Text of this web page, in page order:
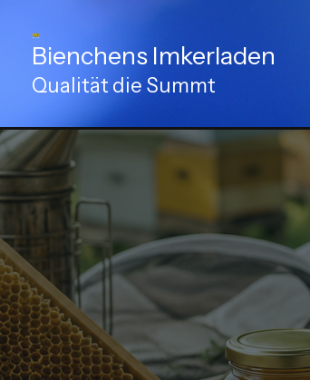
Inhalt
springenBienchens Imkerladen
Qualität die Summt